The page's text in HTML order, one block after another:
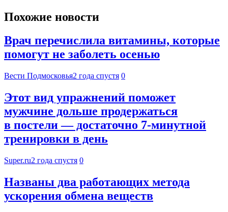
Похожие новости
Врач перечислила витамины, которые
помогут не заболеть осенью
Вести Подмосковья2 года спустя 0
Этот вид упражнений поможет
мужчине дольше продержаться
в постели — достаточно 7-минутной
тренировки в день
Super.ru2 года спустя 0
Названы два работающих метода
ускорения обмена веществ